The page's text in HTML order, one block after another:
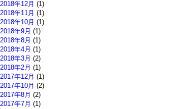
2018年12月 (1)
2018年11月 (1)
2018年10月 (1)
2018年9月 (1)
2018年8月 (1)
2018年4月 (1)
2018年3月 (2)
2018年2月 (1)
2017年12月 (1)
2017年10月 (2)
2017年8月 (2)
2017年7月 (1)